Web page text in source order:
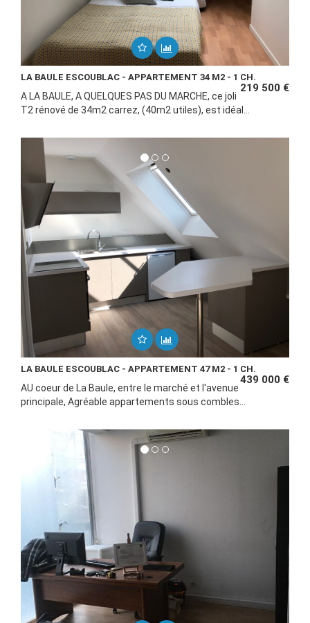
LA BAULE ESCOUBLAC - APPARTEMENT 34 M2 - 1 CH.
219 500 €
A LA BAULE, A QUELQUES PAS DU MARCHE, ce joli
T2 rénové de 34m2 carrez, (40m2 utiles), est idéal...
LA BAULE ESCOUBLAC - APPARTEMENT 47 M2 - 1 CH.
439 000 €
AU coeur de La Baule, entre le marché et l'avenue
principale, Agréable appartements sous combles...